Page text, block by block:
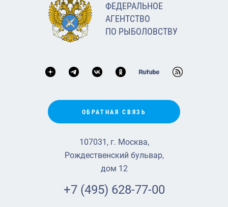
ФЕДЕРАЛЬНОЕ
АГЕНТСТВО
ПО РЫБОЛОВСТВУ
ОБРАТНАЯ СВЯЗЬ
107031, г. Москва,
Рождественский бульвар,
дом 12
+7 (495) 628-77-00